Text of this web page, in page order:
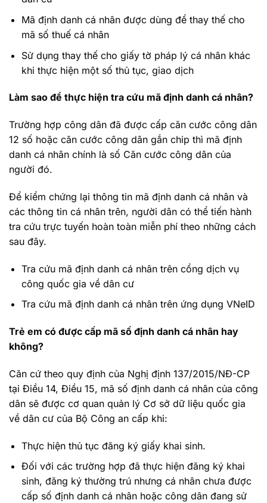
Mã định danh cá nhân được dùng để thay thế cho
mã số thuế cá nhân
Sử dụng thay thế cho giấy tờ pháp lý cá nhân khác
khi thực hiện một số thủ tục, giao dịch
Làm sao để thực hiện tra cứu mã định danh cá nhân?
Trường hợp công dân đã được cấp căn cước công dân
12 số hoặc căn cước công dân gắn chip thì mã định
danh cá nhân chính là số Căn cước công dân của
người đó.
Để kiểm chứng lại thông tin mã định danh cá nhân và
các thông tin cá nhân trên, người dân có thể tiến hành
tra cứu trực tuyến hoàn toàn miễn phí theo những cách
sau đây.
Tra cứu mã định danh cá nhân trên cổng dịch vụ
công quốc gia về dân cư
Tra cứu mã định danh cá nhân trên ứng dụng VNeID
Trẻ em có được cấp mã số định danh cá nhân hay
không?
Căn cứ theo quy định của Nghị định 137/2015/NĐ-CP
tại Điều 14, Điều 15, mã số định danh cá nhân của công
dân sẽ được cơ quan quản lý Cơ sở dữ liệu quốc gia
về dân cư của Bộ Công an cấp khi:
Thực hiện thủ tục đăng ký giấy khai sinh.
Đối với các trường hợp đã thực hiện đăng ký khai
sinh, đăng ký thường trú nhưng cá nhân chưa được
cấp số định danh cá nhân hoặc công dân đang sử